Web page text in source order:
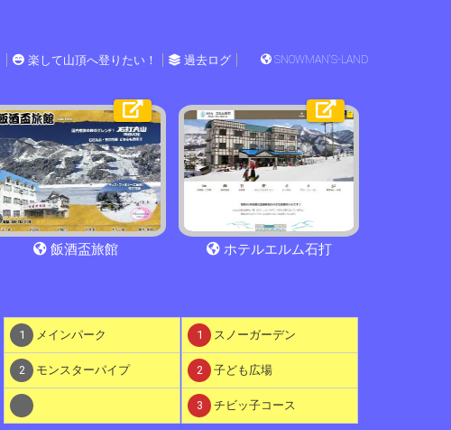
SNOWMAN'S-LAND
楽して山頂へ登りたい！ 過去ログ
飯酒盃旅館
ホテルエルム石打
1 メインパーク
2 モンスターパイプ
1 スノーガーデン
2 子ども広場
3 チビッ子コース